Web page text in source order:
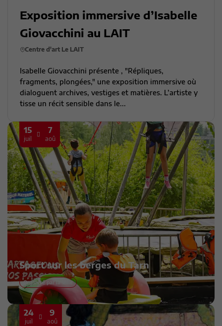
Exposition immersive d’Isabelle
Giovacchini au LAIT
Centre d'art Le LAIT
Isabelle Giovacchini présente , "Répliques,
fragments, plongées," une exposition immersive où
dialoguent archives, vestiges et matières. L’artiste y
tisse un récit sensible dans le...
15
juil
7
aoû
Sport sur les berges du Tarn
Organisé par la Ville
24
juil
9
aoû